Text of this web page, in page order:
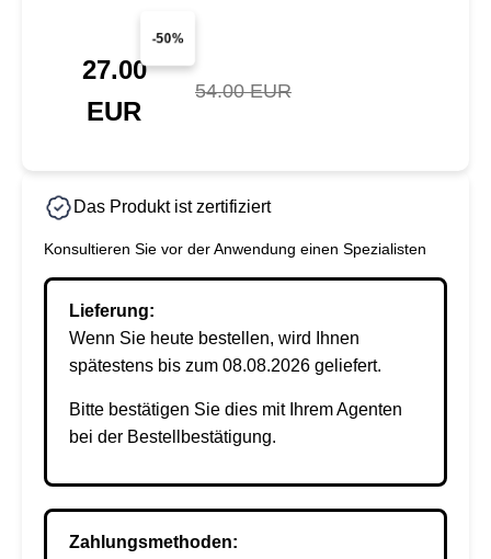
-50%
27.00
EUR
54.00 EUR
Das Produkt ist zertifiziert
Konsultieren Sie vor der Anwendung einen Spezialisten
Lieferung:
Wenn Sie heute bestellen, wird Ihnen
spätestens bis zum 08.08.2026 geliefert.
Bitte bestätigen Sie dies mit Ihrem Agenten
bei der Bestellbestätigung.
Zahlungsmethoden: